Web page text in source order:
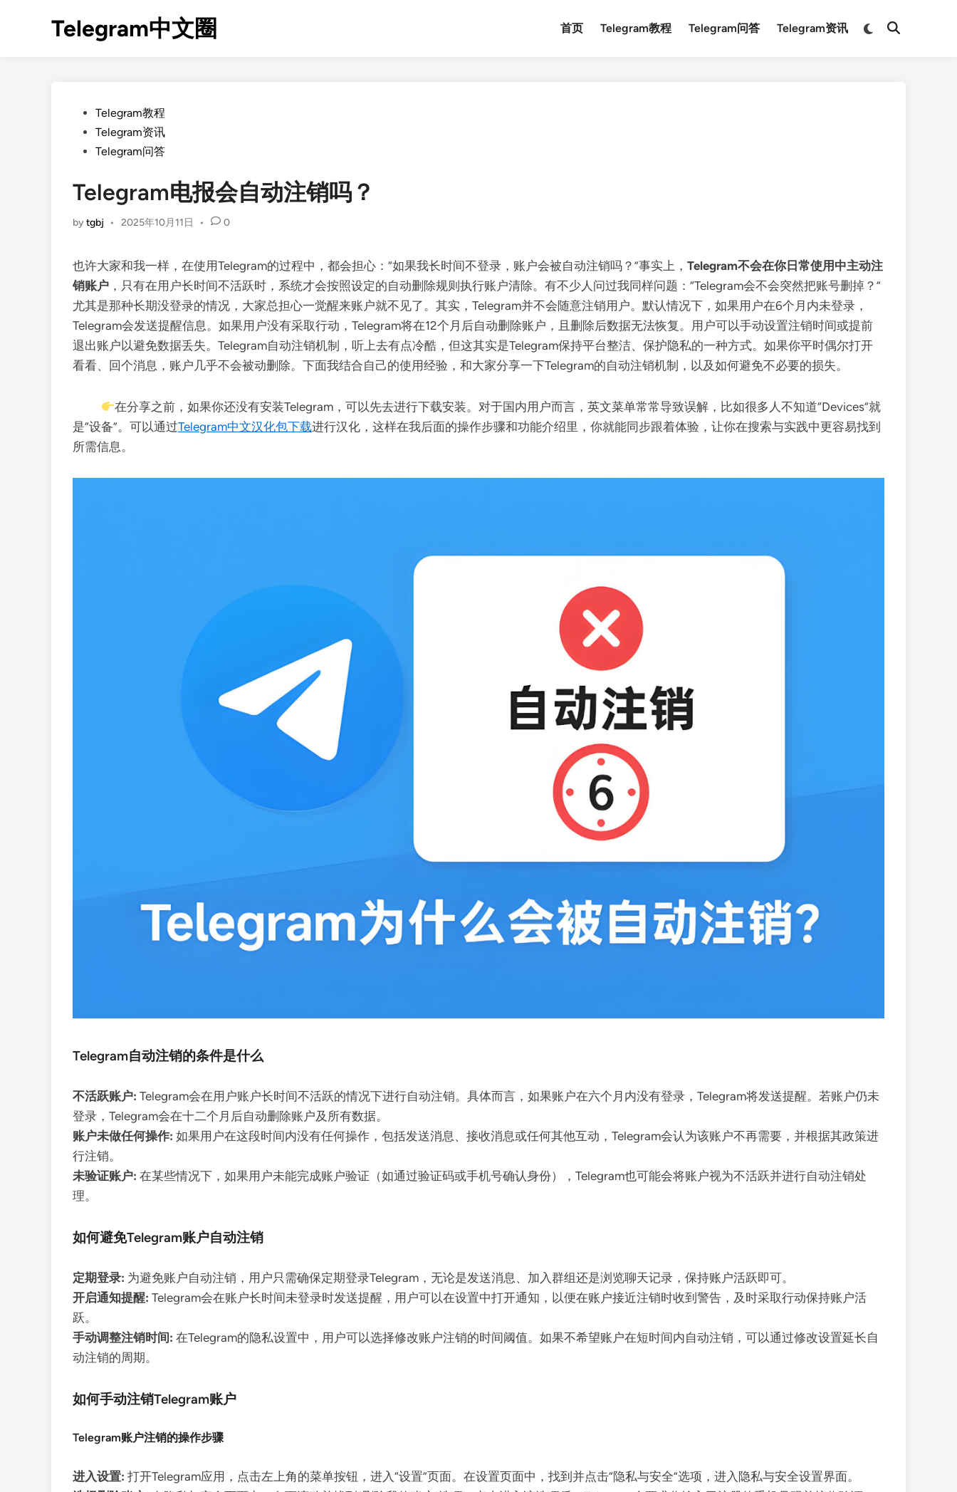
Telegram中文圈 首页 Telegram教程 Telegram问答 Telegram资讯
Switch
Open
PostedTelegram教程
Telegram资讯
Telegram问答
Telegram电报会自动注销吗？
bytgbj • 2025年10月11日 • 0
也许大家和我一样，在使用Telegram的过程中，都会担心：“如果我长时间不登录，账户会被自动注销吗？”事实上， Telegram不会在你日常使用中主动注
销账户 ，只有在用户长时间不活跃时，系统才会按照设定的自动删除规则执行账户清除。有不少人问过我同样问题：“Telegram会不会突然把账号删掉？”
尤其是那种长期没登录的情况，大家总担心一觉醒来账户就不见了。其实，Telegram并不会随意注销用户。默认情况下，如果用户在6个月内未登录，
Telegram会发送提醒信息。如果用户没有采取行动，Telegram将在12个月后自动删除账户，且删除后数据无法恢复。用户可以手动设置注销时间或提前
退出账户以避免数据丢失。Telegram自动注销机制，听上去有点冷酷，但这其实是Telegram保持平台整洁、保护隐私的一种方式。如果你平时偶尔打开
看看、回个消息，账户几乎不会被动删除。下面我结合自己的使用经验，和大家分享一下Telegram的自动注销机制，以及如何避免不必要的损失。
在分享之前，如果你还没有安装Telegram，可以先去进行下载安装。对于国内用户而言，英文菜单常常导致误解，比如很多人不知道“Devices”就
是“设备”。可以通过Telegram中文汉化包下载进行汉化，这样在我后面的操作步骤和功能介绍里，你就能同步跟着体验，让你在搜索与实践中更容易找到
所需信息。
Telegram自动注销的条件是什么
不活跃账户: Telegram会在用户账户长时间不活跃的情况下进行自动注销。具体而言，如果账户在六个月内没有登录，Telegram将发送提醒。若账户仍未
登录，Telegram会在十二个月后自动删除账户及所有数据。
账户未做任何操作: 如果用户在这段时间内没有任何操作，包括发送消息、接收消息或任何其他互动，Telegram会认为该账户不再需要，并根据其政策进
行注销。
未验证账户: 在某些情况下，如果用户未能完成账户验证（如通过验证码或手机号确认身份），Telegram也可能会将账户视为不活跃并进行自动注销处
理。
如何避免Telegram账户自动注销
定期登录: 为避免账户自动注销，用户只需确保定期登录Telegram，无论是发送消息、加入群组还是浏览聊天记录，保持账户活跃即可。
开启通知提醒: Telegram会在账户长时间未登录时发送提醒，用户可以在设置中打开通知，以便在账户接近注销时收到警告，及时采取行动保持账户活
跃。
手动调整注销时间: 在Telegram的隐私设置中，用户可以选择修改账户注销的时间阈值。如果不希望账户在短时间内自动注销，可以通过修改设置延长自
动注销的周期。
如何手动注销Telegram账户
Telegram账户注销的操作步骤
进入设置: 打开Telegram应用，点击左上角的菜单按钮，进入“设置”页面。在设置页面中，找到并点击“隐私与安全”选项，进入隐私与安全设置界面。